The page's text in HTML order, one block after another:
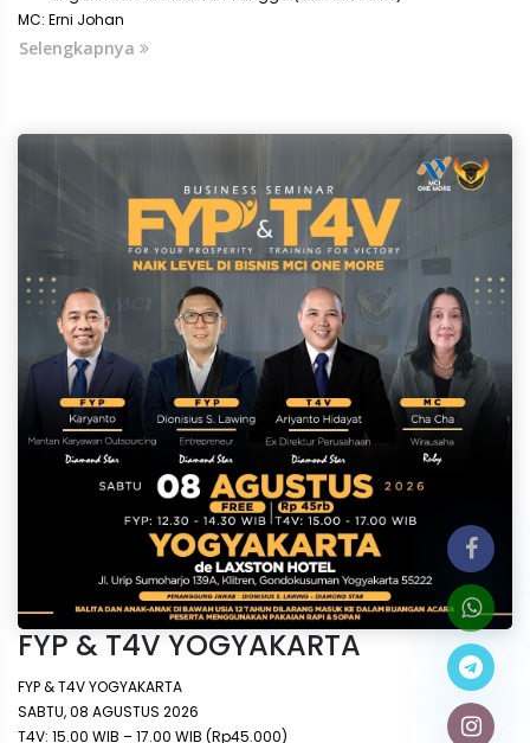
MC: Erni Johan
Selengkapnya
FYP & T4V YOGYAKARTA
FYP & T4V YOGYAKARTA
SABTU, 08 AGUSTUS 2026
T4V: 15.00 WIB – 17.00 WIB (Rp45.000)